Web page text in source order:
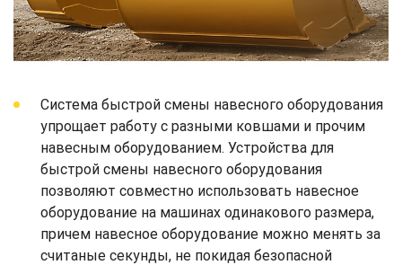
Система быстрой смены навесного оборудования
упрощает работу с разными ковшами и прочим
навесным оборудованием. Устройства для
быстрой смены навесного оборудования
позволяют совместно использовать навесное
оборудование на машинах одинакового размера,
причем навесное оборудование можно менять за
считаные секунды, не покидая безопасной